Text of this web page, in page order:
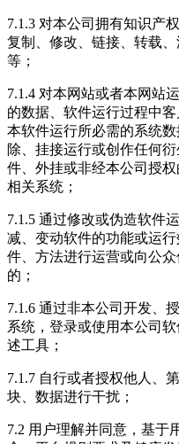
7.1.3 对本公司拥有知识产
复制、修改、链接、转载
等；
7.1.4 对本网站或者本网站
的数据、软件运行过程中
本软件运行所必需的系统
除、挂接运行或创作任何
件、外挂或非经本公司授
相关系统；
7.1.5 通过修改或伪造软件
减、变动软件的功能或运
件、方法进行运营或向公
的；
7.1.6 通过非本公司开发、
系统，登录或使用本公司
述工具；
7.1.7 自行或者授权他人、
块、数据进行干扰；
7.2 用户理解并同意，基于